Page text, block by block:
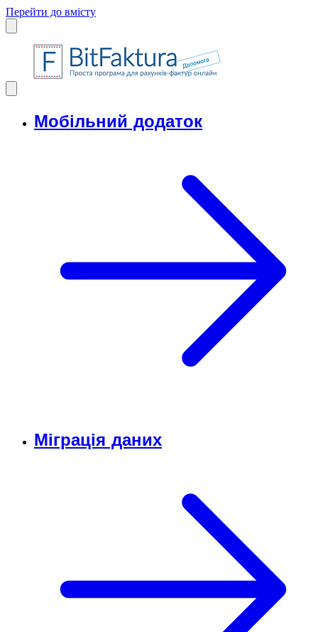
Перейти до вмісту
Мобільний додаток
Міграція даних